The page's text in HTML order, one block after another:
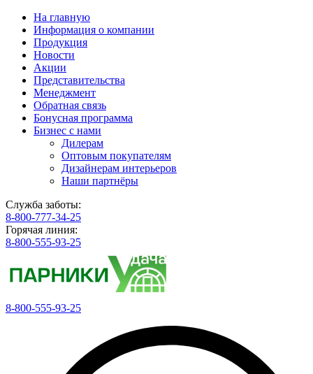
На главную
Информация о компании
Продукция
Новости
Акции
Представительства
Менеджмент
Обратная связь
Бонусная программа
Бизнес с нами
Дилерам
Оптовым покупателям
Дизайнерам интерьеров
Наши партнёры
Служба заботы:
8-800-777-34-25
Горячая линия:
8-800-555-93-25
8-800-555-93-25